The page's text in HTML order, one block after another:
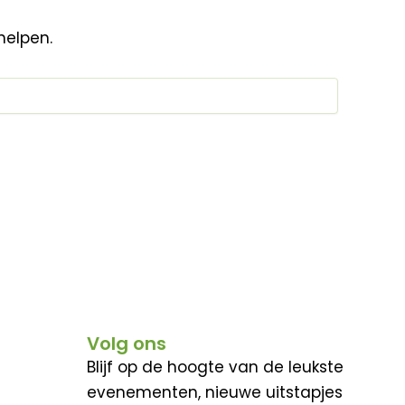
Volg ons
Blijf op de hoogte van de leukste
evenementen, nieuwe uitstapjes